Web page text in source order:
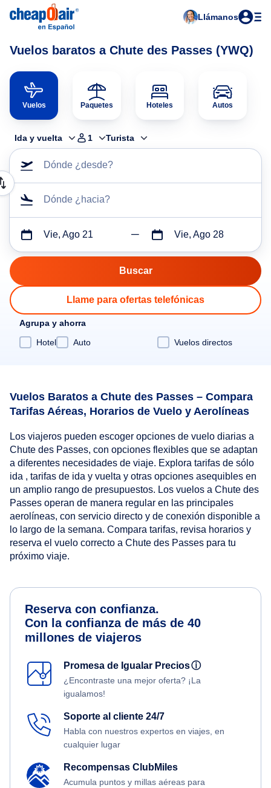
Llámanos
Vuelos baratos a Chute des Passes (YWQ)
Vuelos Paquetes Hoteles Autos
Ida y vuelta 1 Turista
Dónde ¿desde?
Dónde ¿hacia?
Vie, Ago 21 Vie, Ago 28
Llame para ofertas telefónicas
Agrupa y ahorra
Hotel
Auto Vuelos directos
Vuelos Baratos a Chute des Passes – Compara
Tarifas Aéreas, Horarios de Vuelo y Aerolíneas
Los viajeros pueden escoger opciones de vuelo diarias a
Chute des Passes, con opciones flexibles que se adaptan
a diferentes necesidades de viaje. Explora tarifas de sólo
ida , tarifas de ida y vuelta y otras opciones asequibles en
un amplio rango de presupuestos. Los vuelos a Chute des
Passes operan de manera regular en las principales
aerolíneas, con servicio directo y de conexión disponible a
lo largo de la semana. Compara tarifas, revisa horarios y
reserva el vuelo correcto a Chute des Passes para tu
próximo viaje.
Reserva con confianza.
Con la confianza de más de 40
millones de viajeros
Promesa de Igualar Preciosⓘ
¿Encontraste una mejor oferta? ¡La
igualamos!
Soporte al cliente 24/7
Habla con nuestros expertos en viajes, en
cualquier lugar
Recompensas ClubMiles
Acumula puntos y millas aéreas para